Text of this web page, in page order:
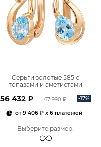
Серьги золотые 585 с
топазами и аметистами
56 432 ₽ 67 990 ₽ -17%
от9 406 ₽x 6 платежей
Выберите размер: